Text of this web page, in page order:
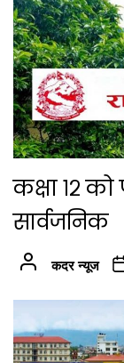
कक्षा १२
सार्वजनिक
कदर न्यूज